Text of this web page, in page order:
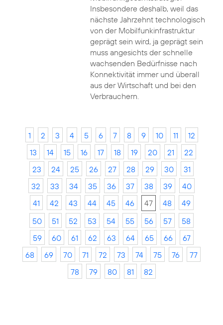
Insbesondere deshalb, weil das
nächste Jahrzehnt technologisch
von der Mobilfunkinfrastruktur
geprägt sein wird, ja geprägt sein
muss angesichts der schnelle
wachsenden Bedürfnisse nach
Konnektivität immer und überall
aus der Wirtschaft und bei den
Verbrauchern.
1 2 3 4 5 6 7 8 9 10 11
12
13
14 15 16 17 18 19 20 21
22
23
24 25 26 27 28 29 30
31
32
33 34 35 36 37 38 39
40
41
42 43 44 45 46 47 48
49
50
51 52 53 54 55 56 57
58
59
60 61 62 63 64 65 66
67
68
69 70 71 72 73 74 75 76
77
78
79 80 81 82